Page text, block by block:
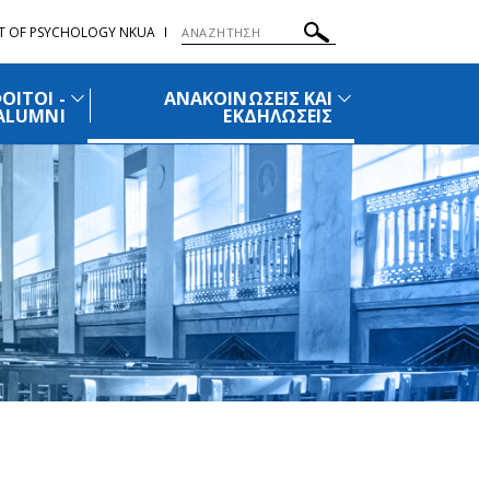
OF PSYCHOLOGY NKUA
- ΑΝΑΚΟΙΝΩΣΕΙΣ ΚΑΙ
ΕΚΔΗΛΩΣΕΙΣ